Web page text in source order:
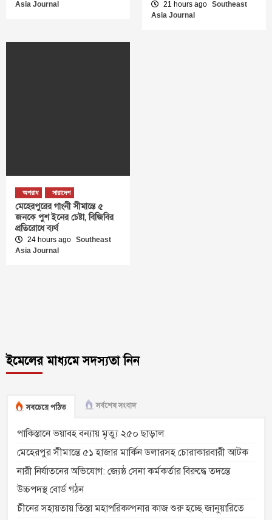
Asia Journal 21 hours ago Southeast
Asia Journal
অপরাধ সারাদেশ
মেহেরপুরের গাংনী সীমান্তে ৫
জনকে পুশ ইনের চেষ্টা, বিজিবির
প্রতিরোধে ব্যর্থ
24 hours ago Southeast
Asia Journal
ইমেলের মাধ্যমে সদস্যতা নিন
সবচেয়ে পঠিত সর্বশেষ সংবাদ
পাকিস্তানে ভয়াবহ বন্যায় মৃত্যু ২৫০ ছাড়াল
মেহেরপুর সীমান্তে ৫১ হাজার মার্কিন ডলারসহ চোরাকারবারী আটক
নারী নির্যাতনের অভিযোগ: জ্যেষ্ঠ সেনা কর্মকর্তার বিরুদ্ধে তদন্তে
উচ্চপদস্থ বোর্ড গঠন
চীনের সহায়তায় তিস্তা মহাপরিকল্পনার কাজ শুরু হচ্ছে জানুয়ারিতে